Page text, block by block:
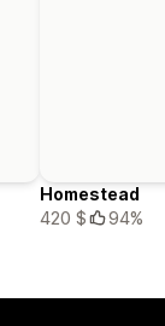
Homestead
420 $
94%